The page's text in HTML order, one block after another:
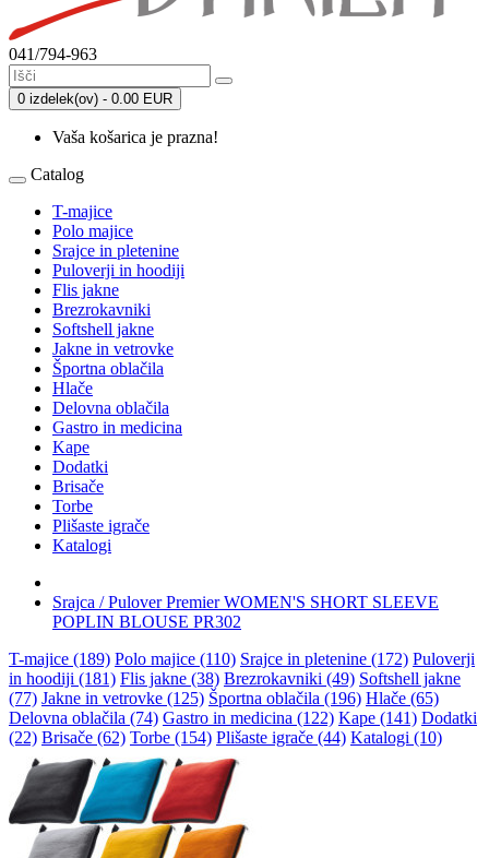
041/794-963
0 izdelek(ov) - 0.00 EUR
Vaša košarica je prazna!
Catalog
T-majice
Polo majice
Srajce in pletenine
Puloverji in hoodiji
Flis jakne
Brezrokavniki
Softshell jakne
Jakne in vetrovke
Športna oblačila
Hlače
Delovna oblačila
Gastro in medicina
Kape
Dodatki
Brisače
Torbe
Plišaste igrače
Katalogi
Srajca / Pulover Premier WOMEN'S SHORT SLEEVE
POPLIN BLOUSE PR302
T-majice (189) Polo majice (110) Srajce in pletenine (172) Puloverji
in hoodiji (181) Flis jakne (38) Brezrokavniki (49) Softshell jakne
(77) Jakne in vetrovke (125) Športna oblačila (196) Hlače (65)
Delovna oblačila (74) Gastro in medicina (122) Kape (141) Dodatki
(22) Brisače (62) Torbe (154) Plišaste igrače (44) Katalogi (10)